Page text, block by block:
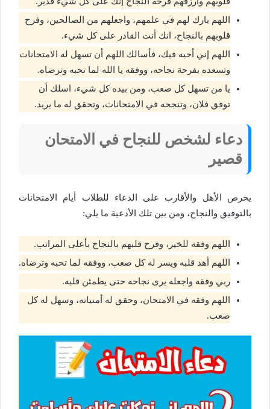
اللهم بارك لهم في علمهم، واجعلهم من الصالحين، وفرح
قلوبهم بالنجاح، انك أنت القادر على كل شيء.
اللهم إني أحبه فيك، فأسالك اللهم أن تسهل له الامتحانات
وتسعده بفرحة نجاحه، ووفقه يا الله لما تحبه وترضاه.
يا من تسهل كل صعب، ومن بيده كل شيء، اسلك أن
توفق فلان، وتنجحه في الامتحانات، وتحقق له ما يريد.
دعاء لشخص للنجاح في الامتحان
قصير
يحرص الأهل والأقارب على الدعاء للطلاب أيام الامتحانات
بالتوفيق والنجاح، ومن بين تلك الأدعية ما يلي:
اللهم وفقه للخير، وفرح قلبهم بالنجاح بأعلى المراتب.
اللهم أهد قلبه ويسر له كل صعب، ووفقه لما تحبه وترضاه.
ربي وفقه واجعله يرى نجاحه حتى يطمئن قلبه.
اللهم وفقه في الامتحان، وحقق له أمنياته، وسهل له كل
صعب.